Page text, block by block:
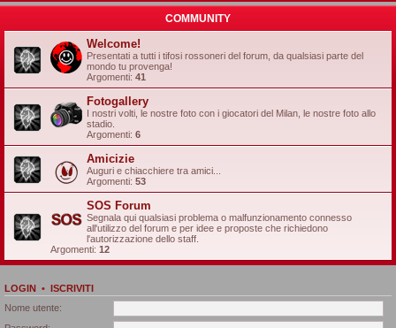
COMMUNITY
Welcome!
Presentati a tutti i tifosi rossoneri del forum, da qualsiasi parte del
mondo tu provenga!
Argomenti: 41
Fotogallery
I nostri volti, le nostre foto con i giocatori del Milan, le nostre foto allo
stadio.
Argomenti: 6
Amicizie
Auguri e chiacchiere tra amici...
Argomenti: 53
SOS Forum
Segnala qui qualsiasi problema o malfunzionamento connesso
all'utilizzo del forum e per idee e proposte che richiedono
l'autorizzazione dello staff.
Argomenti: 12
LOGIN • ISCRIVITI
Nome utente: